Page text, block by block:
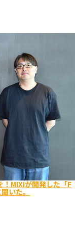
！MIXIが開発した「F
いた。